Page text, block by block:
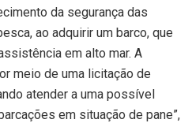
da segurança das
ao adquirir um barco, que
em alto mar. A
meio de uma licitação de
atender a uma possível
em situação de pane”,